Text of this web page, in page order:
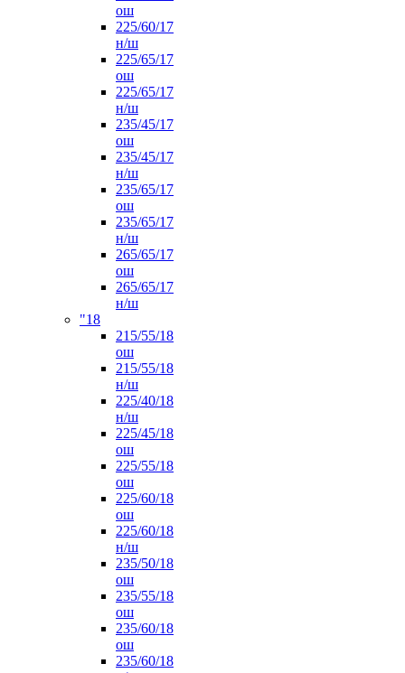
ош
225/60/17
н/ш
225/65/17
ош
225/65/17
н/ш
235/45/17
ош
235/45/17
н/ш
235/65/17
ош
235/65/17
н/ш
265/65/17
ош
265/65/17
н/ш
"18
215/55/18
ош
215/55/18
н/ш
225/40/18
н/ш
225/45/18
ош
225/55/18
ош
225/60/18
ош
225/60/18
н/ш
235/50/18
ош
235/55/18
ош
235/60/18
ош
235/60/18